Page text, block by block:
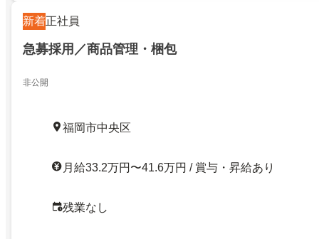
新着正社員
急募採用／商品管理・梱包
非公開
福岡市中央区
月給33.2万円〜41.6万円 / 賞与・昇給あり
残業なし